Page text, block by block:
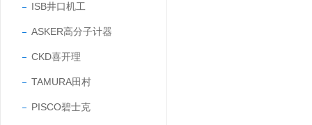
ISB井口机工
ASKER高分子计器
CKD喜开理
TAMURA田村
PISCO碧士克